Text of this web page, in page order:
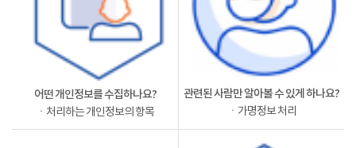
어떤 개인정보를 수집하나요?
ㆍ처리하는 개인정보의 항목
관련된 사람만 알아볼 수 있게 하나요?
ㆍ가명정보 처리